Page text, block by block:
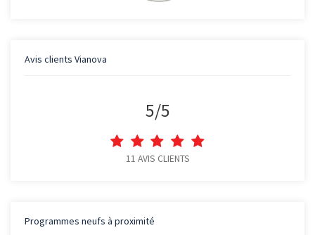
Avis clients Vianova
5/5
11 AVIS CLIENTS
Programmes neufs à proximité